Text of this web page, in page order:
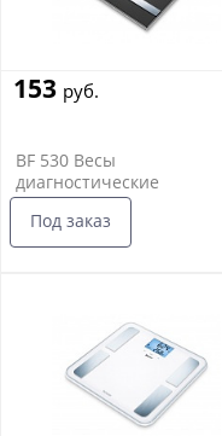
153 руб.
BF 530 Весы
диагностические
Под заказ